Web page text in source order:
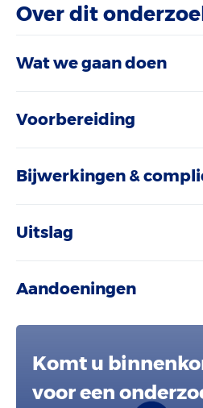
Over dit
Wat we gaan doen
Voorbereiding
Bijwerkingen &
Uitslag
Aandoeningen
Komt u
voor een